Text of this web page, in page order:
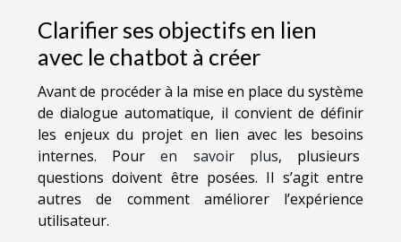
Clarifier ses objectifs en lien
avec le chatbot à créer
Avant de procéder à la mise en place du système
de dialogue automatique, il convient de définir
les enjeux du projet en lien avec les besoins
internes. Pouren savoir plus, plusieurs
questions doivent être posées. Il s’agit entre
autres de comment améliorer l’expérience
utilisateur.